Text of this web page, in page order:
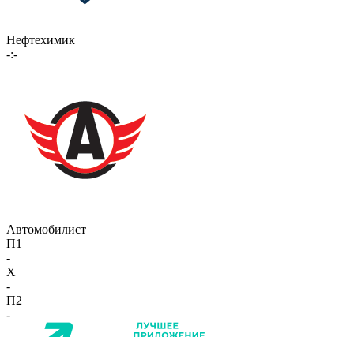
Нефтехимик
-:-
Автомобилист
П1
-
X
-
П2
-